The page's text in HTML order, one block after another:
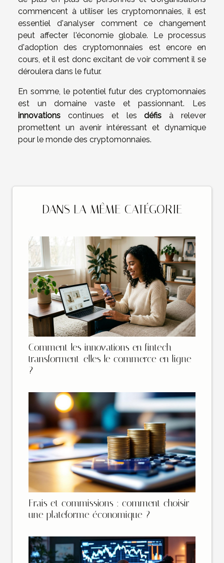
commencent à utiliser les cryptomonnaies, il est
essentiel d'analyser comment ce changement
peut affecter l'économie globale. Le processus
d'adoption des cryptomonnaies est encore en
cours, et il est donc excitant de voir comment il se
déroulera dans le futur.
En somme, le potentiel futur des cryptomonnaies
est un domaine vaste et passionnant. Les
innovations continues et lesdéfis à relever
promettent un avenir intéressant et dynamique
pour le monde des cryptomonnaies.
DANS LA MÊME CATÉGORIE
Comment les innovations en fintech
transforment-elles le commerce en ligne
?
Frais et commissions : comment choisir
une plateforme économique ?